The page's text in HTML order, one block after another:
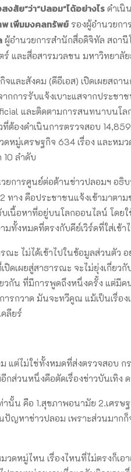
งสัย”ว่า“ปลอม”ได้อย่างไร ดำเนิ
เพิ่มมงคลทรัพย์รองผู้อำนวยกา
ผู้อำนวยการสำนักสื่อดิจิทัล สถา
และสื่อสารมวลชน มหาวิทยาลั
และสังคม (ดีอีเอส) เปิดเผยสถ
กการรับแจ้งเบาะแสจากประช
และติดตามการสนทนาบนโ
ต้องดำเนินการตรวจสอบ
หมู่เศรษฐกิจ 634 เรื่อง และหม
ลำดับ
ยการศูนย์ต่อต้านข่าวปลอมฯ อธิ
ทาง คือประชาชนแจ้งเข้ามาตา
เนื้อหาที่อยู่บนโลกออนไลน์ โดย
ทั้งหมดที่ตรงกับคีย์เวิร์ดที่ใส่เข้า
ะ ไม่ได้เข้าไปในข้อมูลส่วนตัว อ
ดเผยสู่สาธารณะ จะไม่ยุ่งเกี่ยว
วกัน ที่มีการพูดถึงหนึ่งครั้ง แต่มี
ารกวาด มันจะทวีคูณ แม้เป็นเรื่
ลียร์
แต่ไม่ใช่ทั้งหมดที่ส่งตรวจสอบ ก
กส่วนหนึ่งคือตัดเรื่องข่าวบันเทิง
นั้น คือ 1.สุขภาพอนามัย 2.เศร
ปัญหาข่าวปลอม เพราะส่วนมาก
ดหมู่ไหน เรื่องไหนที่ไม่ตรงก็เอ